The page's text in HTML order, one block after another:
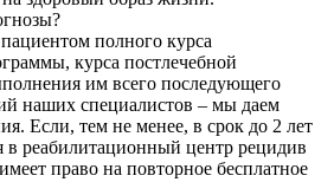
полного курса
курса постлечебной
им всего последующего
наших специалистов – мы даем
Если, тем не менее, в срок до 2 лет
в реабилитационный центр рецидив
право на повторное бесплатное